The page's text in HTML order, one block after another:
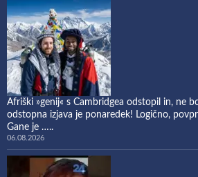
Afriški »genij« s Cambridgea odstopil in, ne
odstopna izjava je ponaredek! Logično,
Gane je …..
06.08.2026